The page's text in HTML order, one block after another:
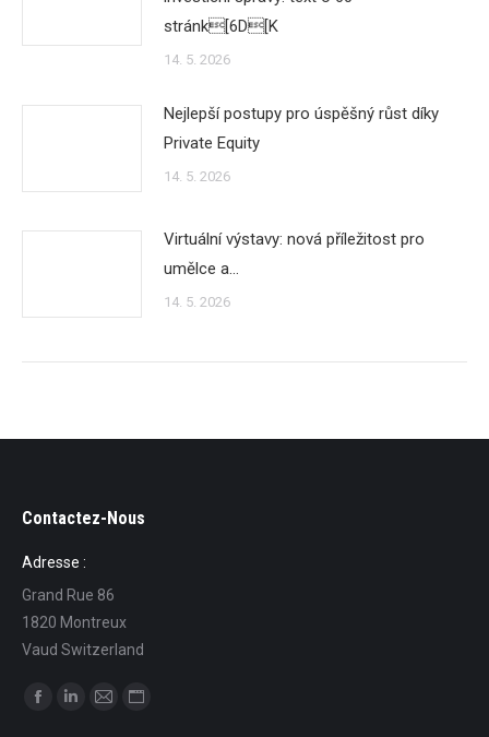
stránk[6D[K
14. 5. 2026
Nejlepší postupy pro úspěšný růst díky
Private Equity
14. 5. 2026
Virtuální výstavy: nová příležitost pro
umělce a…
14. 5. 2026
Contactez-Nous
Adresse :
Grand Rue 86
1820 Montreux
Vaud Switzerland
Find us on: